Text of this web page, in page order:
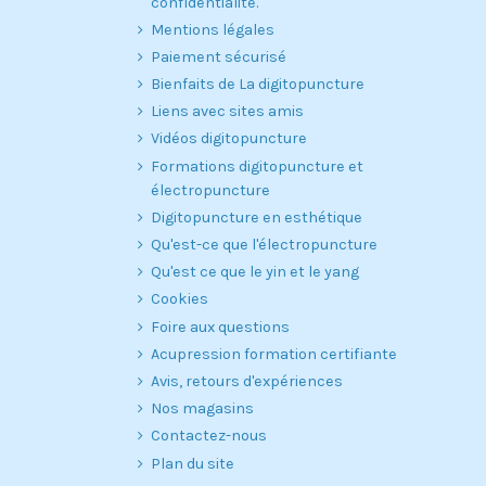
Mentions légales
Paiement sécurisé
Bienfaits de La digitopuncture
Liens avec sites amis
Vidéos digitopuncture
Formations digitopuncture et
électropuncture
Digitopuncture en esthétique
Qu'est-ce que l'électropuncture
Qu'est ce que le yin et le yang
Cookies
Foire aux questions
Acupression formation certifiante
Avis, retours d'expériences
Nos magasins
Contactez-nous
Plan du site